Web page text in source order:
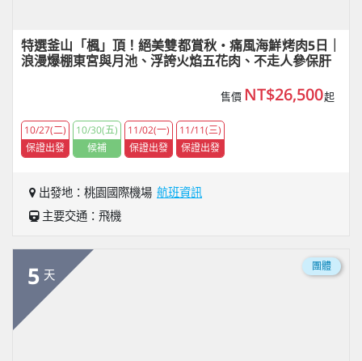
特選釜山「楓」頂！絕美雙都賞秋・痛風海鮮烤肉5日｜
浪漫爆棚東宮與月池、浮誇火焰五花肉、不走人參保肝
售價 NT$26,500起
10/27(二)
保證出發
10/30(五)
候補
11/02(一)
保證出發
11/11(三)
保證出發
出發地：桃園國際機場 航班資訊
主要交通：飛機
5 天
團體